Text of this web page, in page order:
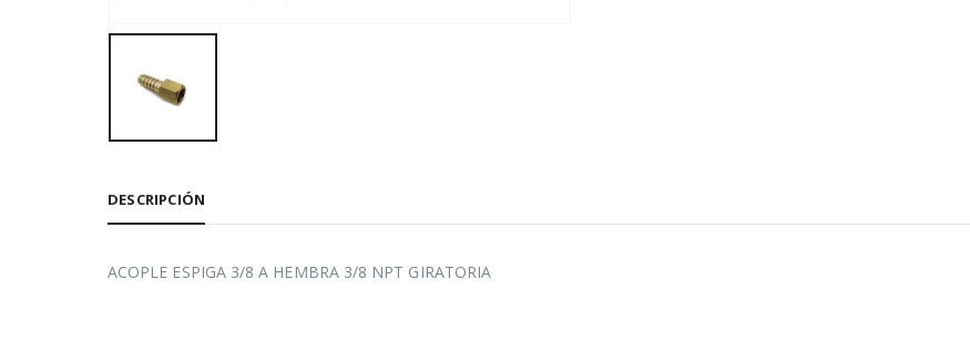
DESCRIPCIÓN
ACOPLE ESPIGA 3/8 A HEMBRA 3/8 NPT GIRATORIA